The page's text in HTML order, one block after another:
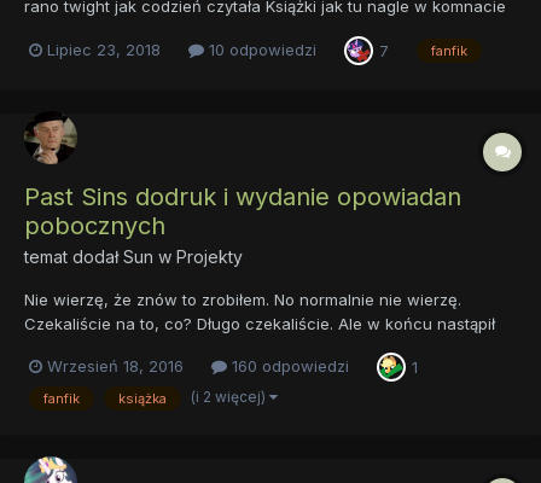
rano twight jak codzień czytała Książki jak tu nagle w komnacie
kombinezonie i granatowej grzywie z małą cenściom koloru
Lipiec 23, 2018 10 odpowiedzi 7 fanfik
Past Sins dodruk i wydanie opowiadan
pobocznych
temat dodałSun w Projekty
Nie wierzę, że znów to zrobiłem. No normalnie nie wierzę.
Czekaliście na to, co? Długo czekaliście. Ale w końcu nastąpił
kontynuować start. Zatem, po prawie roku od kiedy zacząłem
przygotowywać ten projekt, jestem w zasadzie gotów by pr...
Wrzesień 18, 2016 160 odpowiedzi 1
fanfik książka (i 2 więcej)